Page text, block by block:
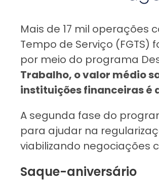
Mais de 17 mil operações
Tempo de Serviço
por meio do programa
Trabalho, o valor médio
instituições financeiras é
A segunda fase do
para ajudar na
viabilizando negociações
Saque-aniversário